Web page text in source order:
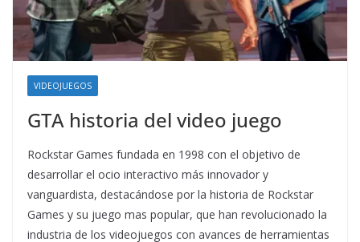
VIDEOJUEGOS
GTA historia del video juego
Rockstar Games fundada en 1998 con el objetivo de
desarrollar el ocio interactivo más innovador y
vanguardista, destacándose por la historia de Rockstar
Games y su juego mas popular, que han revolucionado la
industria de los videojuegos con avances de herramientas